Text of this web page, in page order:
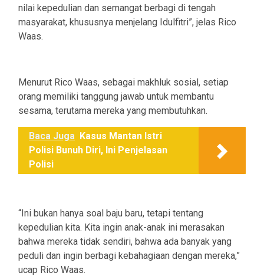
nilai kepedulian dan semangat berbagi di tengah
masyarakat, khususnya menjelang Idulfitri”, jelas Rico
Waas.
Menurut Rico Waas, sebagai makhluk sosial, setiap
orang memiliki tanggung jawab untuk membantu
sesama, terutama mereka yang membutuhkan.
Baca Juga Kasus Mantan Istri
Polisi Bunuh Diri, Ini Penjelasan
Polisi
“Ini bukan hanya soal baju baru, tetapi tentang
kepedulian kita. Kita ingin anak-anak ini merasakan
bahwa mereka tidak sendiri, bahwa ada banyak yang
peduli dan ingin berbagi kebahagiaan dengan mereka,”
ucap Rico Waas.